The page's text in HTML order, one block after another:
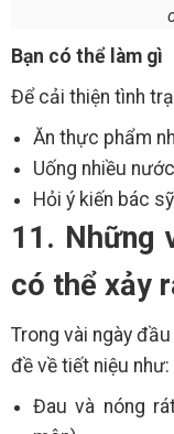
Bạn có thể làm gì
Để cải thiện tình
Ăn thực phẩm
Uống nhiều
Hỏi ý kiến bác
11. Những
có thể xảy
Trong vài ngày
đề về tiết niệu như:
Đau và nóng